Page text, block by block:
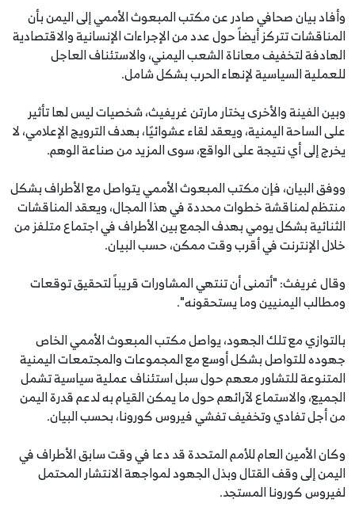
وأفاد بيان صحافي صادر عن مكتب المبعوث الأممي إلى اليمن بأن
المناقشات تتركز أيضاً حول عدد من الإجراءات الإنسانية والاقتصادية
الهادفة لتخفيف معاناة الشعب اليمني، والاستئناف العاجل
للعملية السياسية لإنهاء الحرب بشكل شامل.
وبين الفينة والأخرى يختار مارتن غريفيث، شخصيات ليس لها تأثير
على الساحة اليمنية، ويعقد لقاء عشوائيًا، بهدف الترويج الإعلامي، لا
يخرج إلى أي نتيجة على الواقع، سوى المزيد من صناعة الوهم.
ووفق البيان، فإن مكتب المبعوث الأممي يتواصل مع الأطراف بشكل
منتظم لمناقشة خطوات محددة في هذا المجال، ويعقد المناقشات
الثنائية بشكل يومي بهدف الجمع بين الأطراف في اجتماع متلفز من
خلال الإنترنت في أقرب وقت ممكن، حسب البيان.
وقال غريفث: "أتمنى أن تنتهي المشاورات قريباً لتحقيق توقعات
ومطالب اليمنيين وما يستحقونه".
بالتوازي مع تلك الجهود، يواصل مكتب المبعوث الأممي الخاص
جهوده للتواصل بشكل أوسع مع المجموعات والمجتمعات اليمنية
المتنوعة للتشاور معهم حول سبل استئناف عملية سياسية تشمل
الجميع، والاستماع لآرائهم حول ما يمكن القيام به لدعم قدرة اليمن
من أجل تفادي وتخفيف تفشي فيروس كورونا، بحسب البيان.
وكان الأمين العام للأمم المتحدة قد دعا في وقت سابق الأطراف في
اليمن إلى وقف القتال وبذل الجهود لمواجهة الانتشار المحتمل
لفيروس كورونا المستجد.